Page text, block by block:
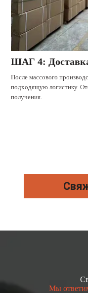
ШАГ 4:
После массового
подходящую логистику.
получения.
Мы